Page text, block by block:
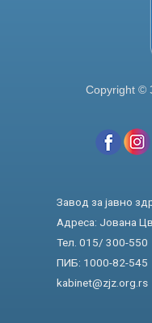
Copyright ©
Завод за јавно
Адреса: Јована
Тел. 015/ 300-550
ПИБ: 1000-82-545
kabinet@zjz.org.rs